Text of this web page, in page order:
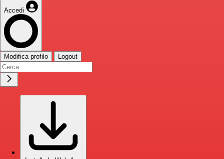
Accedi
Modifica profilo Logout